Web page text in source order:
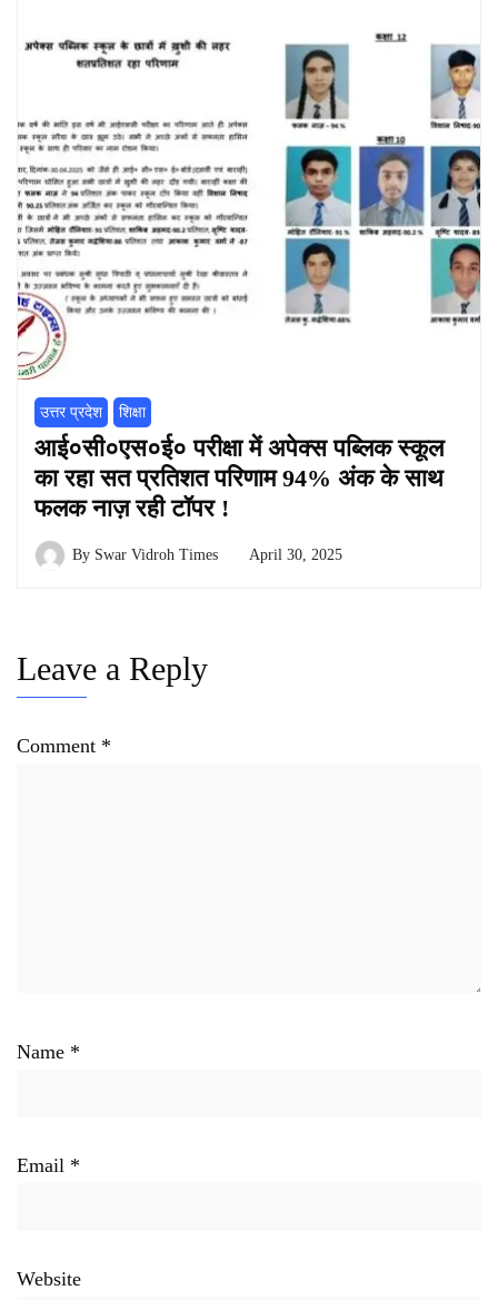
उत्तर प्रदेश शिक्षा
आई०सी०एस०ई० परीक्षा में अपेक्स पब्लिक स्कूल
का रहा सत प्रतिशत परिणाम 94% अंक के साथ
फलक नाज़ रही टॉपर !
By Swar Vidroh Times April 30, 2025
Leave a Reply
Comment *
Name *
Email *
Website